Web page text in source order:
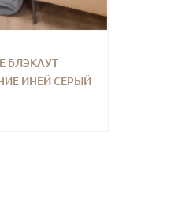
БЛЭКАУТ
ИНЕЙ СЕРЫЙ